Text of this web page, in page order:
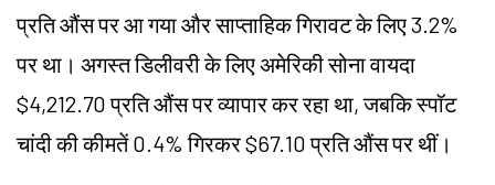
प्रति औंस पर आ गया और साप्ताहिक गिरावट के लिए 3.2%
पर था। अगस्त डिलीवरी के लिए अमेरिकी सोना वायदा
$4,212.70 प्रति औंस पर व्यापार कर रहा था, जबकि स्पॉट
चांदी की कीमतें 0.4% गिरकर $67.10 प्रति औंस पर थीं।